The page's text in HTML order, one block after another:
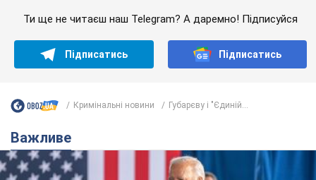
Ти ще не читаєш наш Telegram? А даремно! Підписуйся
Підписатись Підписатись
Кримінальні новини Губарєву і "Єдиній...
Важливе